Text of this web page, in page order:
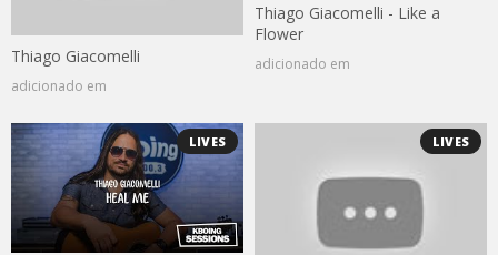
Thiago Giacomelli
adicionado em
Thiago Giacomelli - Like a
Flower
adicionado em
LIVES LIVES